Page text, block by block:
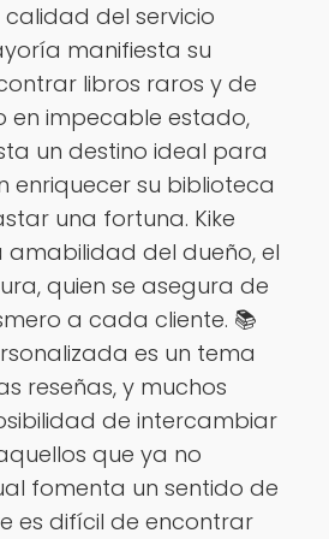
del servicio
manifiesta su
libros raros y de
en impecable estado,
un destino ideal para
enriquecer su biblioteca
una fortuna. Kike
amabilidad del dueño, el
quien se asegura de
a cada cliente. 📚
es un tema
reseñas, y muchos
de intercambiar
que ya no
fomenta un sentido de
es difícil de encontrar